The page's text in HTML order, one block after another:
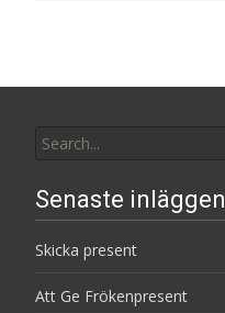
for:
Senaste inläggen
Skicka present
Att Ge Frökenpresent